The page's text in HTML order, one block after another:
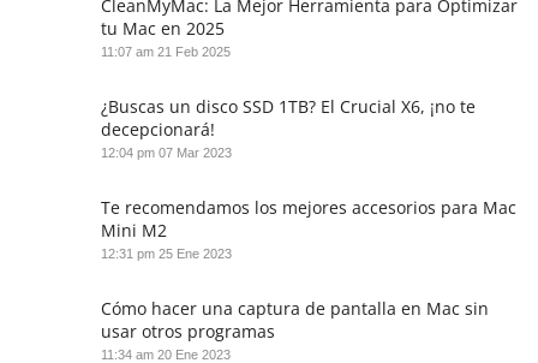
CleanMyMac: La Mejor Herramienta para Optimizar
tu Mac en 2025
11:07 am 21 Feb 2025
¿Buscas un disco SSD 1TB? El Crucial X6, ¡no te
decepcionará!
12:04 pm 07 Mar 2023
Te recomendamos los mejores accesorios para Mac
Mini M2
12:31 pm 25 Ene 2023
Cómo hacer una captura de pantalla en Mac sin
usar otros programas
11:34 am 20 Ene 2023